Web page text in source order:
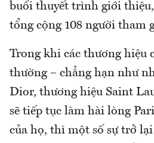
buổi thuyết trình giới
tổng cộng 108 người tham
Trong khi các thương hiệu
thường – chẳng hạn như
Dior, thương hiệu Saint
sẽ tiếp tục làm hài lòng
của họ, thì một số sự trở